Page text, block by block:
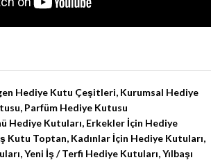
Hediye Kutu Çeşitleri, Kurumsal Hediye
, Parfüm Hediye Kutusu
Hediye Kutuları, Erkekler İçin Hediye
Kutu Toptan, Kadınlar İçin Hediye Kutuları,
,Yeni İş / Terfi Hediye Kutuları,Yılbaşı